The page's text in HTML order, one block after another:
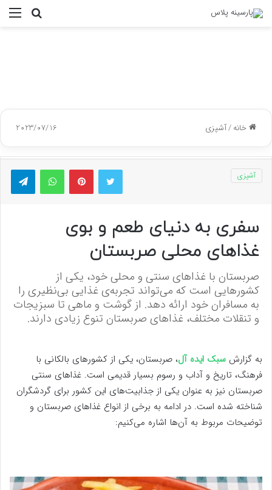
جستجو
خانه/آشپزی 2023/07/16
توییتر پینتریستواتس آپ
آشپزی
سفری به دنیای طعم و بوی
غذاهای محلی صربستان
صربستان با غذاهای سنتی و محلی خود، یکی از
کشورهایی است که می‌تواند تجربه‌ی غذایی بی‌نظیری را
به مسافران خود ارائه دهد. از گوشت و ماهی تا سبزیجات
و تنقلات مختلف، غذاهای صربستان تنوع زیادی دارند.
به گزارش سبک ایده آل، صربستان، یکی از کشورهای بالکانی با
فرهنگ، تاریخ و آداب و رسوم بسیار قدیمی است. غذاهای سنتی
صربستان نیز به عنوان یکی از جذابیت‌های این کشور برای گردشگران
شناخته شده است. در ادامه به برخی از انواع غذاهای صربستان و
توضیحات مربوط به آن‌ها اشاره می‌کنیم: